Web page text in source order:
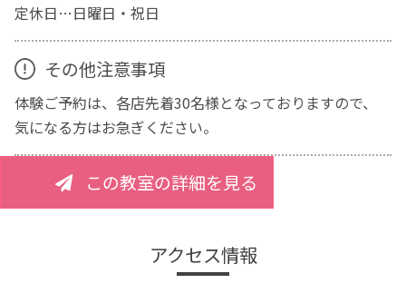
定休日…日曜日・祝日
その他注意事項
体験ご予約は、各店先着30名様となっておりますので、
気になる方はお急ぎください。
この教室の詳細を見る
アクセス情報